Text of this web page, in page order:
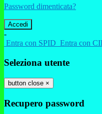
Password dimenticata?
-
Entra con SPID Entra con
Seleziona utente
button close ×
Recupero password